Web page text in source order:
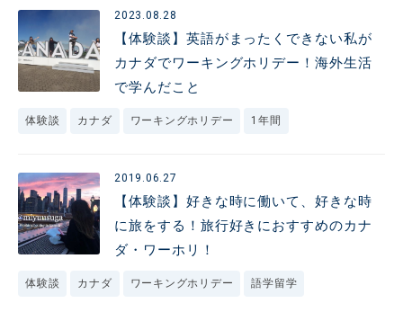
2023.08.28
【体験談】英語がまったくできない私が
カナダでワーキングホリデー！海外生活
で学んだこと
体験談 カナダ ワーキングホリデー 1年間
2019.06.27
【体験談】好きな時に働いて、好きな時
に旅をする！旅行好きにおすすめのカナ
ダ・ワーホリ！
体験談 カナダ ワーキングホリデー 語学留学